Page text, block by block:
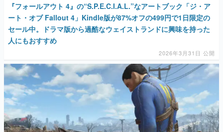
運営：株式会社マレ
『フォールアウト 4』の“S.P.E.C.I.A.L.”なアートブック「ジ・ア
ート・オブ Fallout 4」Kindle版が87%オフの499円で1日限定の
セール中。ドラマ版から過酷なウェイストランドに興味を持った
人にもおすすめ
2026年3月31日 公開